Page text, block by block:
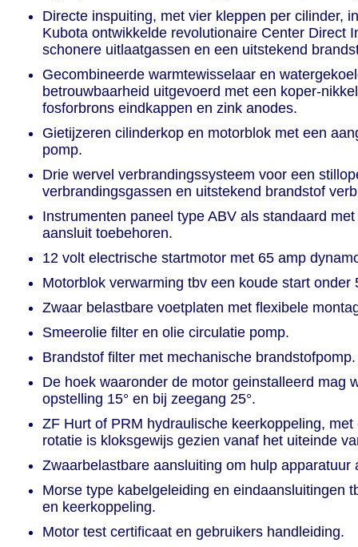
Directe inspuiting, met vier kleppen per cilinder,
Kubota ontwikkelde revolutionaire Center Direct
schonere uitlaatgassen en een uitstekend
Gecombineerde warmtewisselaar en
betrouwbaarheid uitgevoerd met een koper-
fosforbrons eindkappen en zink anodes.
Gietijzeren cilinderkop en motorblok met een
pomp.
Drie wervel verbrandingssysteem voor een
verbrandingsgassen en uitstekend brandstof
Instrumenten paneel type ABV als standaard
aansluit toebehoren.
12 volt electrische startmotor met 65 amp
Motorblok verwarming tbv een koude start onder
Zwaar belastbare voetplaten met flexibele
Smeerolie filter en olie circulatie pomp.
Brandstof filter met mechanische brandstofpomp.
De hoek waaronder de motor geinstalleerd mag
opstelling 15° en bij zeegang 25°.
ZF Hurt of PRM hydraulische keerkoppeling,
rotatie is kloksgewijs gezien vanaf het uiteinde
Zwaarbelastbare aansluiting om hulp apparatuur
Morse type kabelgeleiding en eindaansluitingen
en keerkoppeling.
Motor test certificaat en gebruikers handleiding.